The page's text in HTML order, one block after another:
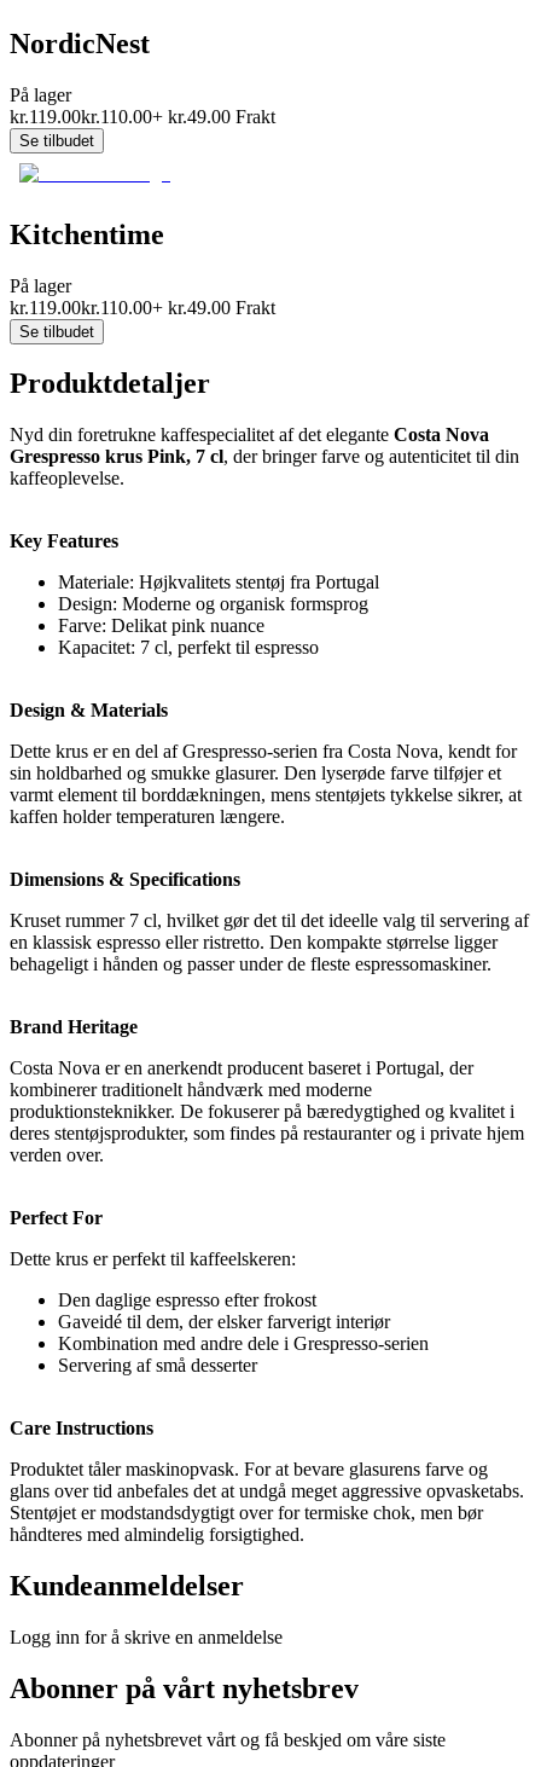
NordicNest
På lager
kr.119.00kr.110.00+ kr.49.00 Frakt
Se tilbudet
Kitchentime
På lager
kr.119.00kr.110.00+ kr.49.00 Frakt
Se tilbudet
Produktdetaljer
Nyd din foretrukne kaffespecialitet af det elegante Costa Nova
Grespresso krus Pink, 7 cl, der bringer farve og autenticitet til din
kaffeoplevelse.
Key Features
Materiale: Højkvalitets stentøj fra Portugal
Design: Moderne og organisk formsprog
Farve: Delikat pink nuance
Kapacitet: 7 cl, perfekt til espresso
Design & Materials
Dette krus er en del af Grespresso-serien fra Costa Nova, kendt for
sin holdbarhed og smukke glasurer. Den lyserøde farve tilføjer et
varmt element til borddækningen, mens stentøjets tykkelse sikrer, at
kaffen holder temperaturen længere.
Dimensions & Specifications
Kruset rummer 7 cl, hvilket gør det til det ideelle valg til servering af
en klassisk espresso eller ristretto. Den kompakte størrelse ligger
behageligt i hånden og passer under de fleste espressomaskiner.
Brand Heritage
Costa Nova er en anerkendt producent baseret i Portugal, der
kombinerer traditionelt håndværk med moderne
produktionsteknikker. De fokuserer på bæredygtighed og kvalitet i
deres stentøjsprodukter, som findes på restauranter og i private hjem
verden over.
Perfect For
Dette krus er perfekt til kaffeelskeren:
Den daglige espresso efter frokost
Gaveidé til dem, der elsker farverigt interiør
Kombination med andre dele i Grespresso-serien
Servering af små desserter
Care Instructions
Produktet tåler maskinopvask. For at bevare glasurens farve og
glans over tid anbefales det at undgå meget aggressive opvasketabs.
Stentøjet er modstandsdygtigt over for termiske chok, men bør
håndteres med almindelig forsigtighed.
Kundeanmeldelser
Logg inn for å skrive en anmeldelse
Abonner på vårt nyhetsbrev
Abonner på nyhetsbrevet vårt og få beskjed om våre siste
oppdateringer